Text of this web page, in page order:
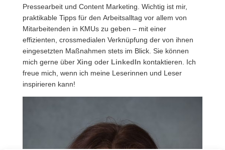
Pressearbeit und Content Marketing. Wichtig ist mir,
praktikable Tipps für den Arbeitsalltag vor allem von
Mitarbeitenden in KMUs zu geben – mit einer
effizienten, crossmedialen Verknüpfung der von ihnen
eingesetzten Maßnahmen stets im Blick. Sie können
mich gerne über Xing oder LinkedIn kontaktieren. Ich
freue mich, wenn ich meine Leserinnen und Leser
inspirieren kann!